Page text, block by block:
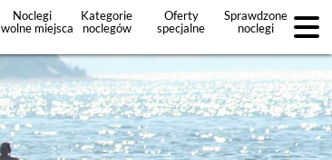
Noclegi
wolne miejsca
Kategorie
noclegów
Oferty
specjalne
Sprawdzone
noclegi
+Dodaj